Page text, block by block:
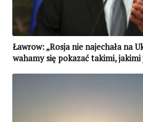
Ławrow: „Rosja nie najechała na
wahamy się pokazać takimi, jakimi